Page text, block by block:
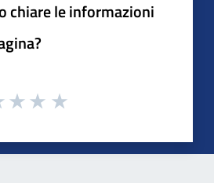
chiare le informazioni